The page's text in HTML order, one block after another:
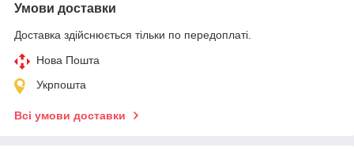
Умови доставки
Доставка здійснюється тільки по передоплаті.
Нова Пошта
Укрпошта
Всі умови доставки